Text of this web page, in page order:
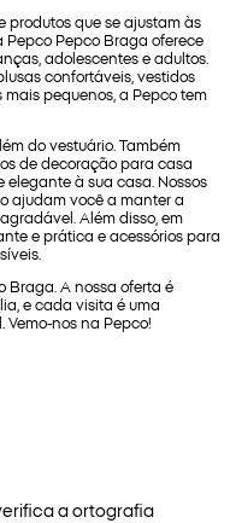
produtos que se ajustam às
Pepco Braga oferece
adolescentes e adultos.
confortáveis, vestidos
pequenos, a Pepco tem
do vestuário. Também
de decoração para casa
à sua casa. Nossos
ajudam você a manter a
Além disso, em
e prática e acessórios para
Braga. A nossa oferta é
e cada visita é uma
nos na Pepco!
a ortografia